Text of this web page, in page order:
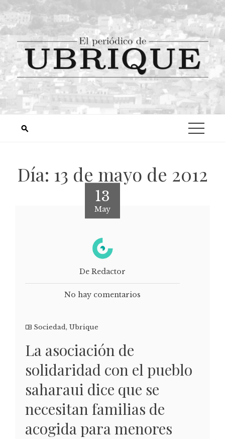
Día: 13 de mayo de 2012
13
May
De Redactor
No hay comentarios
Sociedad, Ubrique
La asociación de
solidaridad con el pueblo
saharaui dice que se
necesitan familias de
acogida para menores